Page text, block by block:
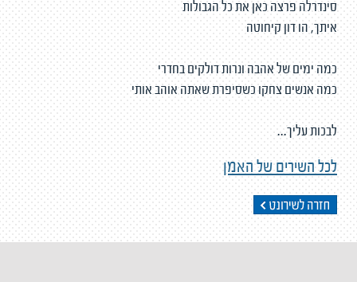
סינדרלה פרצה כאן את כל הגבולות
איתך, הו דון קיחוטה
כמה ימים של אהבה ונרות דולקים בחדרי
כמה אנשים צחקו כשסיפרת שאתה אוהב אותי
לבכות עליך...
לכל השירים של האמן